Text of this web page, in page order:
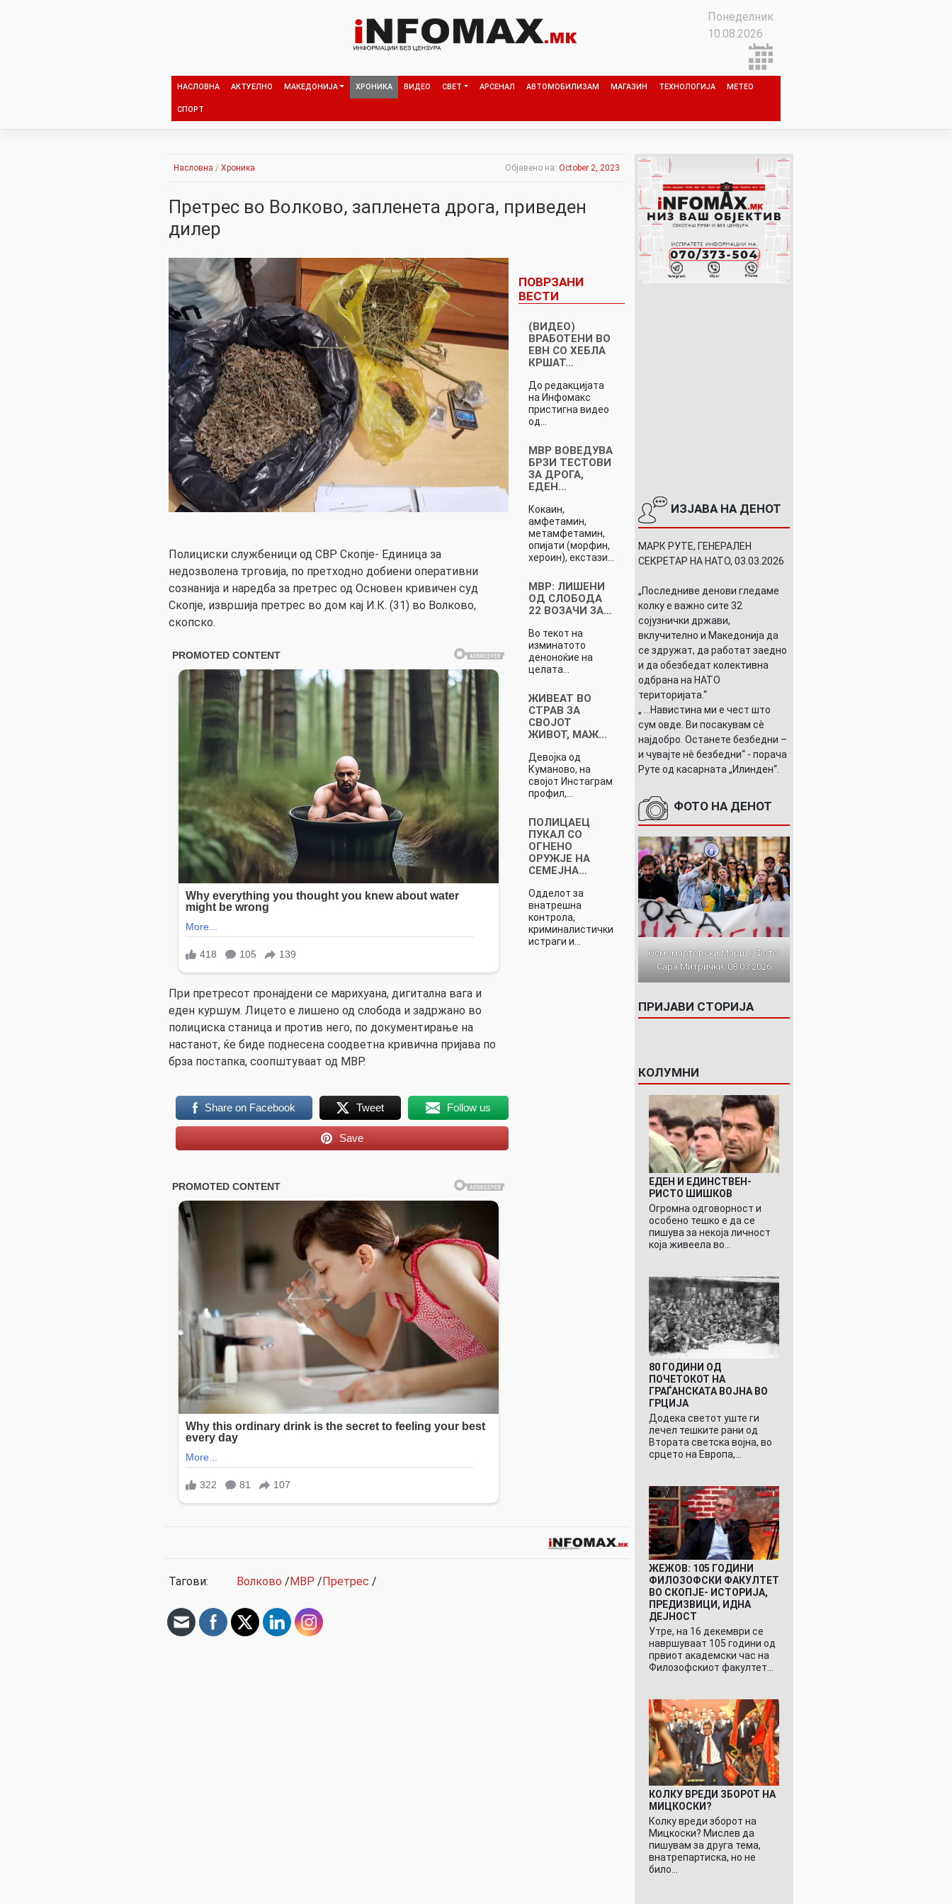
Понеделник
10.08.2026
НАСЛОВНА АКТУЕЛНО МАКЕДОНИЈА ХРОНИКА ВИДЕО СВЕТ АРСЕНАЛ АВТОМОБИЛИЗАМ МАГАЗИН ТЕХНОЛОГИЈА МЕТЕО
СПОРТ
Насловна / Хроника Објавено на: October 2, 2023
Претрес во Волково, запленета дрога, приведен
дилер
Полициски службеници од СВР Скопје- Единица за
недозволена трговија, по претходно добиени оперативни
сознанија и наредба за претрес од Основен кривичен суд
Скопје, извршија претрес во дом кај И.К. (31) во Волково,
скопско.
При претресот пронајдени се марихуана, дигитална вага и
еден куршум. Лицето е лишено од слобода и задржано во
полициска станица и против него, по документирање на
настанот, ќе биде поднесена соодветна кривична пријава по
брза постапка, соопштуваат од МВР.
Share on Facebook Tweet Follow us
Save
ПОВРЗАНИ
ВЕСТИ
(ВИДЕО)
ВРАБОТЕНИ ВО
ЕВН СО ХЕБЛА
КРШАТ…
До редакцијата
на Инфомакс
пристигна видео
од…
МВР ВОВЕДУВА
БРЗИ ТЕСТОВИ
ЗА ДРОГА,
ЕДЕН…
Кокаин,
амфетамин,
метамфетамин,
опијати (морфин,
хероин), екстази…
МВР: ЛИШЕНИ
ОД СЛОБОДА
22 ВОЗАЧИ ЗА…
Во текот на
изминатото
деноноќие на
целата…
ЖИВЕАТ ВО
СТРАВ ЗА
СВОЈОТ
ЖИВОТ, МАЖ…
Девојка од
Куманово, на
својот Инстаграм
профил,…
ПОЛИЦАЕЦ
ПУКАЛ СО
ОГНЕНО
ОРУЖЈЕ НА
СЕМЕЈНА…
Одделот за
внатрешна
контрола,
криминалистички
истраги и…
Тагови: Волково /МВР /Претрес /
ИЗЈАВА НА ДЕНОТ
МАРК РУТЕ, ГЕНЕРАЛЕН
СЕКРЕТАР НА НАТО, 03.03.2026
„Последниве денови гледаме
колку е важно сите 32
сојузнички држави,
вклучително и Македонија да
се здружат, да работат заедно
и да обезбедат колективна
одбрана на НАТО
територијата.“
„ ...Навистина ми е чест што
сум овде. Ви посакувам сè
најдобро. Останете безбедни –
и чувајте нè безбедни“ - порача
Руте од касарната „Илинден“.
ФОТО НА ДЕНОТ
Осмомартовски Марш / Фото:
Сара Митрички, 08.03.2026
ПРИЈАВИ СТОРИЈА
КОЛУМНИ
ЕДЕН И ЕДИНСТВЕН-
РИСТО ШИШКОВ
Огромна одговорност и
особено тешко е да се
пишува за некоја личност
која живеела во…
80 ГОДИНИ ОД
ПОЧЕТОКОТ НА
ГРАЃАНСКАТА ВОЈНА ВО
ГРЦИЈА
Додека светот уште ги
лечел тешките рани од
Втората светска војна, во
срцето на Европа,…
ЖЕЖОВ: 105 ГОДИНИ
ФИЛОЗОФСКИ ФАКУЛТЕТ
ВО СКОПЈЕ- ИСТОРИЈА,
ПРЕДИЗВИЦИ, ИДНА
ДЕЈНОСТ
Утре, на 16 декември се
навршуваат 105 години од
првиот академски час на
Филозофскиот факултет…
КОЛКУ ВРЕДИ ЗБОРОТ НА
МИЦКОСКИ?
Колку вреди зборот на
Мицкоски? Мислев да
пишувам за друга тема,
внатрепартиска, но не
било…